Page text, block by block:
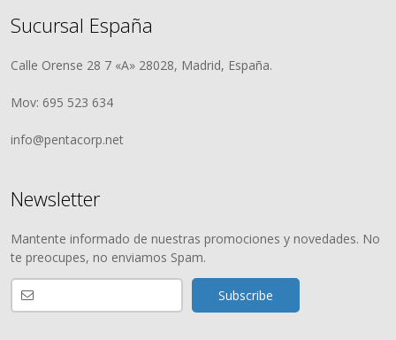
Sucursal España
Calle Orense 28 7 «A» 28028, Madrid, España.
Mov: 695 523 634
info@pentacorp.net
Newsletter
Mantente informado de nuestras promociones y novedades. No
te preocupes, no enviamos Spam.